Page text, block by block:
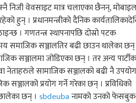
निजी वेवसाइट मात्र चलाएका छैनन्,
। प्रधानमन्त्रीको दैनिक
। गणतन्त्र स्थापनापछि दोस्रो पटक
समाजिक सञ्जालतिर बढी छाउन थालेका छन्
सञ्जालमा जोडिएका छन् । तर अन्य
नेताहरुले सामाजिक सञ्जालको बढी नै उपयोग
सञ्जालको प्रयोग गर्ने गरेका छन् । प्रविधिको
छन् । sbdeubaनामको उनको फेसबुक